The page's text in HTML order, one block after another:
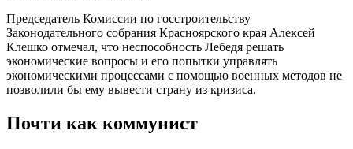
Председатель Комиссии по госстроительству
Законодательного собрания Красноярского края Алексей
Клешко отмечал, что неспособность Лебедя решать
экономические вопросы и его попытки управлять
экономическими процессами с помощью военных методов не
позволили бы ему вывести страну из кризиса.
Почти как коммунист